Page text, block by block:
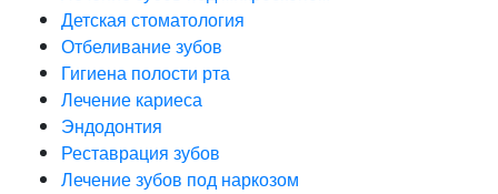
Детская стоматология
Отбеливание зубов
Гигиена полости рта
Лечение кариеса
Эндодонтия
Реставрация зубов
Лечение зубов под наркозом